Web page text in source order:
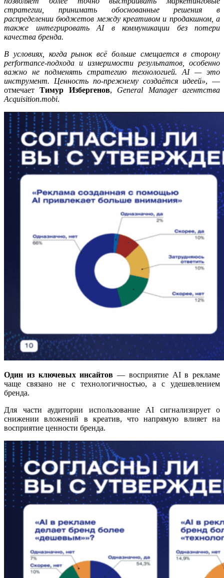
стратегии, принимать обоснованные решения в
распределении бюджетов между креативом и продакшном, а
также интегрировать AI в коммуникации без потери
качества бренда.
В условиях, когда рынок всё больше смещается в сторону
performance-подхода и измеримости результатов, особенно
важно не подменять стратегию технологией. AI — это
инструмент. Ценность по-прежнему создаётся идеей», —
отмечаетТимур Избергенов, General Manager агентства
Acquisition.mobi.
Один из ключевых инсайтов — восприятие AI в рекламе
чаще связано не с технологичностью, а с удешевлением
бренда.
Для части аудитории использование AI сигнализирует о
снижении вложений в креатив, что напрямую влияет на
восприятие ценности бренда.